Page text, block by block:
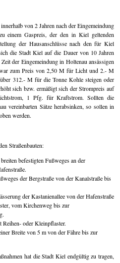
von 2 Jahren nach der Eingemeindung
einem Gaspreis, der den in Kiel geltenden
der Hausanschlüsse nach den für Kiel
die Stadt Kiel auf die Dauer von 10 Jahren
der Eingemeindung in Holtenau ansässigen
zum Preis von 2,50 M für Licht und 2.- M
312.- M für die Tonne Kohle steigen oder
sich bzw. ermäßigt sich der Strompreis auf
1 Pfg. für Kraftstrom. Sollten die
vereinbarten Sätze herabsinken, so sollen in
werden.
Straßenbauten:
befestigten Fußweges an der
der Bergstraße von der Kanalstraße bis
der Kastanienallee von der Hafenstraße
vom Kirchenweg bis zur
Reihen- oder Kleinpflaster.
Breite von 5 m von der Fähre bis zur
hat die Stadt Kiel endgültig zu tragen,